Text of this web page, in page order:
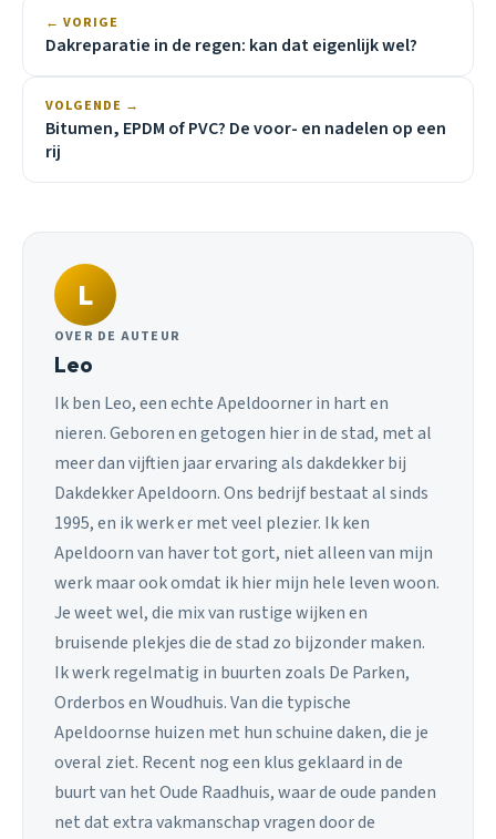
← VORIGE
Dakreparatie in de regen: kan dat eigenlijk wel?
VOLGENDE →
Bitumen, EPDM of PVC? De voor- en nadelen op een
rij
L
OVER DE AUTEUR
Leo
Ik ben Leo, een echte Apeldoorner in hart en
nieren. Geboren en getogen hier in de stad, met al
meer dan vijftien jaar ervaring als dakdekker bij
Dakdekker Apeldoorn. Ons bedrijf bestaat al sinds
1995, en ik werk er met veel plezier. Ik ken
Apeldoorn van haver tot gort, niet alleen van mijn
werk maar ook omdat ik hier mijn hele leven woon.
Je weet wel, die mix van rustige wijken en
bruisende plekjes die de stad zo bijzonder maken.
Ik werk regelmatig in buurten zoals De Parken,
Orderbos en Woudhuis. Van die typische
Apeldoornse huizen met hun schuine daken, die je
overal ziet. Recent nog een klus geklaard in de
buurt van het Oude Raadhuis, waar de oude panden
net dat extra vakmanschap vragen door de